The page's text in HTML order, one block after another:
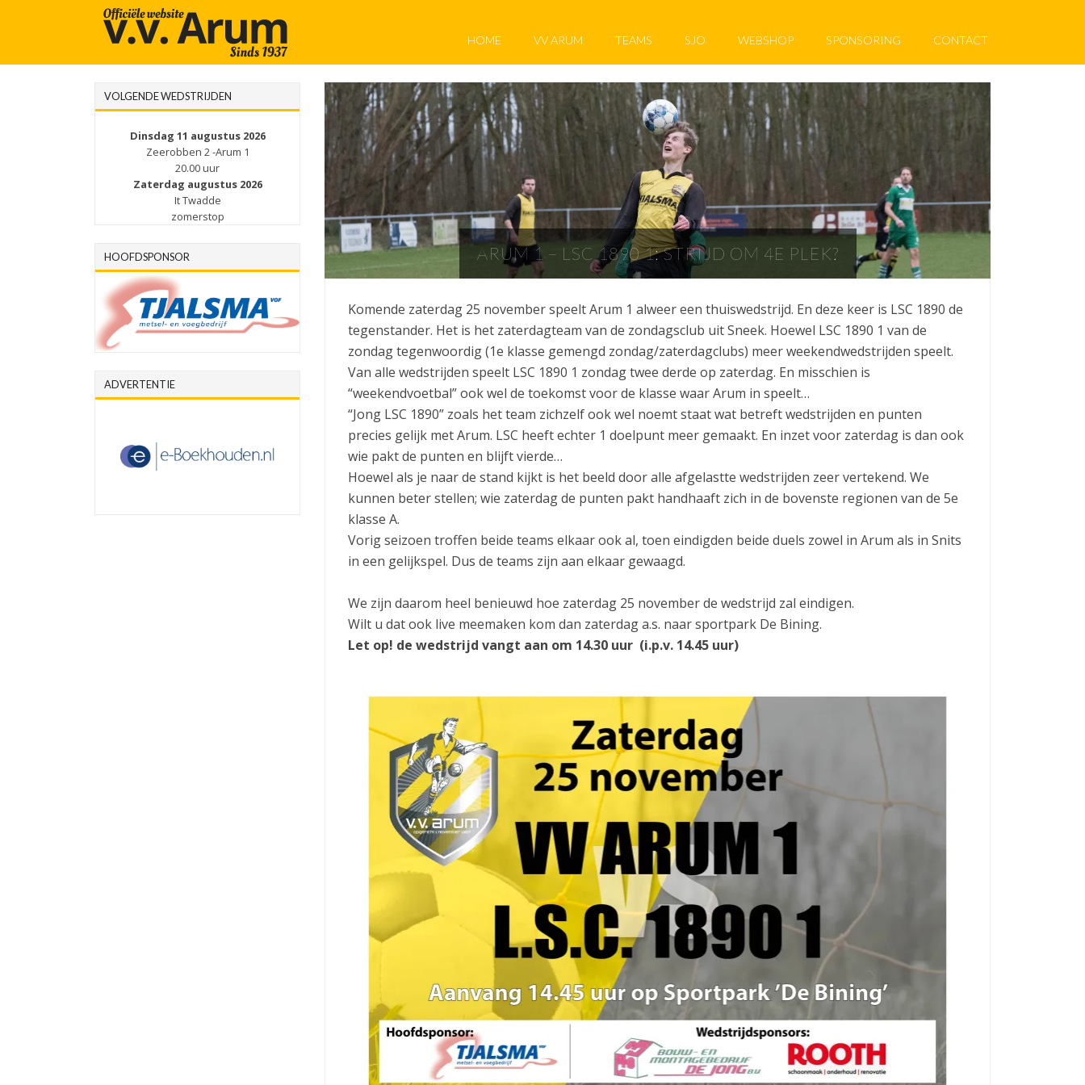
HOME VV ARUM TEAMS SJO WEBSHOP SPONSORING CONTACT
ARUM 1 – LSC 1890 1: STRIJD OM 4E PLEK?
Komende zaterdag 25 november speelt Arum 1 alweer een thuiswedstrijd. En deze keer is LSC 1890 de
tegenstander. Het is het zaterdagteam van de zondagsclub uit Sneek. Hoewel LSC 1890 1 van de
zondag tegenwoordig (1e klasse gemengd zondag/zaterdagclubs) meer weekendwedstrijden speelt.
Van alle wedstrijden speelt LSC 1890 1 zondag twee derde op zaterdag. En misschien is
“weekendvoetbal” ook wel de toekomst voor de klasse waar Arum in speelt…
“Jong LSC 1890” zoals het team zichzelf ook wel noemt staat wat betreft wedstrijden en punten
precies gelijk met Arum. LSC heeft echter 1 doelpunt meer gemaakt. En inzet voor zaterdag is dan ook
wie pakt de punten en blijft vierde…
Hoewel als je naar de stand kijkt is het beeld door alle afgelastte wedstrijden zeer vertekend. We
kunnen beter stellen; wie zaterdag de punten pakt handhaaft zich in de bovenste regionen van de 5e
klasse A.
Vorig seizoen troffen beide teams elkaar ook al, toen eindigden beide duels zowel in Arum als in Snits
in een gelijkspel. Dus de teams zijn aan elkaar gewaagd.
We zijn daarom heel benieuwd hoe zaterdag 25 november de wedstrijd zal eindigen.
Wilt u dat ook live meemaken kom dan zaterdag a.s. naar sportpark De Bining.
Let op! de wedstrijd vangt aan om 14.30 uur (i.p.v. 14.45 uur)
VOLGENDE WEDSTRIJDEN
Dinsdag 11 augustus 2026
Zeerobben 2 -Arum 1
20.00 uur
Zaterdag augustus 2026
It Twadde
zomerstop
HOOFDSPONSOR
ADVERTENTIE